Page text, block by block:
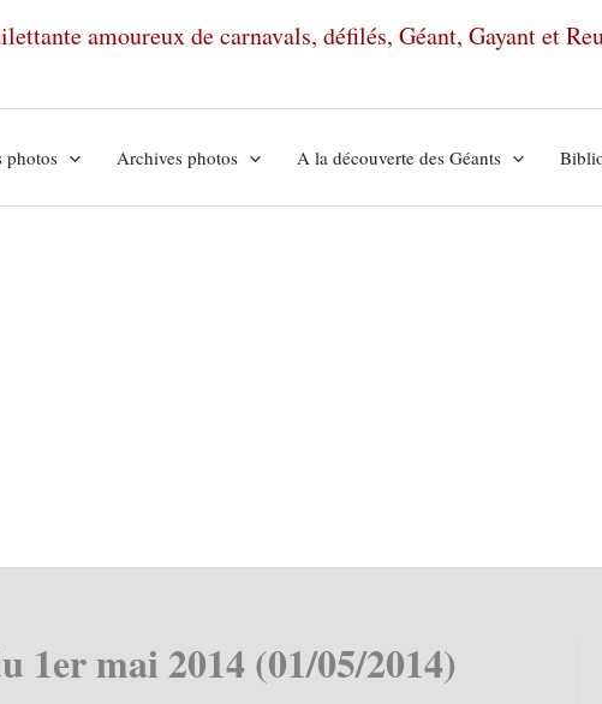
amoureux de carnavals, défilés, Géant, Gayant et
photos Archives photos A la découverte des Géants
1er mai 2014 (01/05/2014)